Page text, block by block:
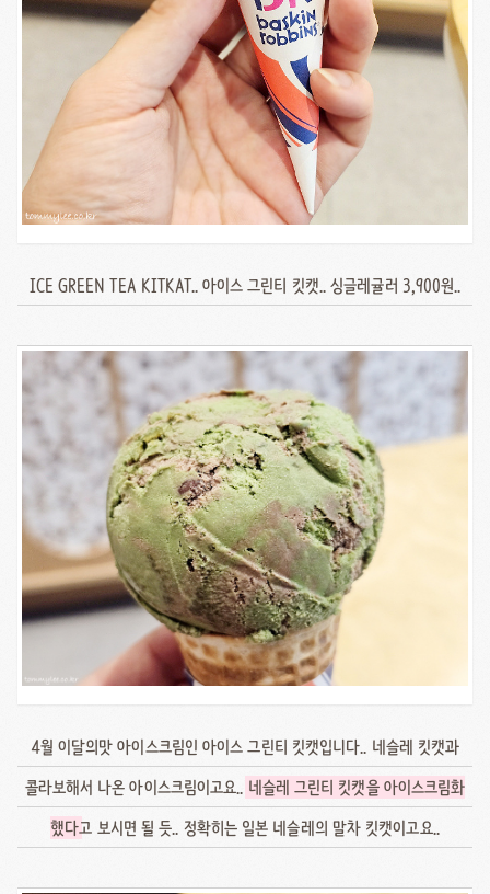
ICE GREEN TEA KITKAT.. 아이스 그린티 킷캣.. 싱글레귤러 3,900원..
4월 이달의맛 아이스크림인 아이스 그린티 킷캣입니다.. 네슬레 킷캣과
콜라보해서 나온 아이스크림이고요.. 네슬레 그린티 킷캣을 아이스크림화
했다고 보시면 될 듯.. 정확히는 일본 네슬레의 말차 킷캣이고요..